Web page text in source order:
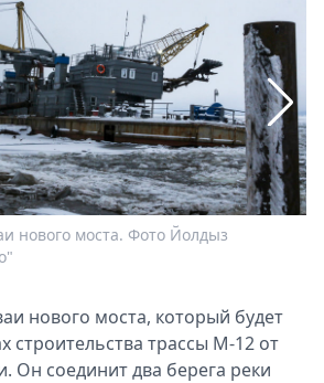
нового моста. Фото Йолдыз
нового моста, который будет
строительства трассы М-12 от
Он соединит два берега реки